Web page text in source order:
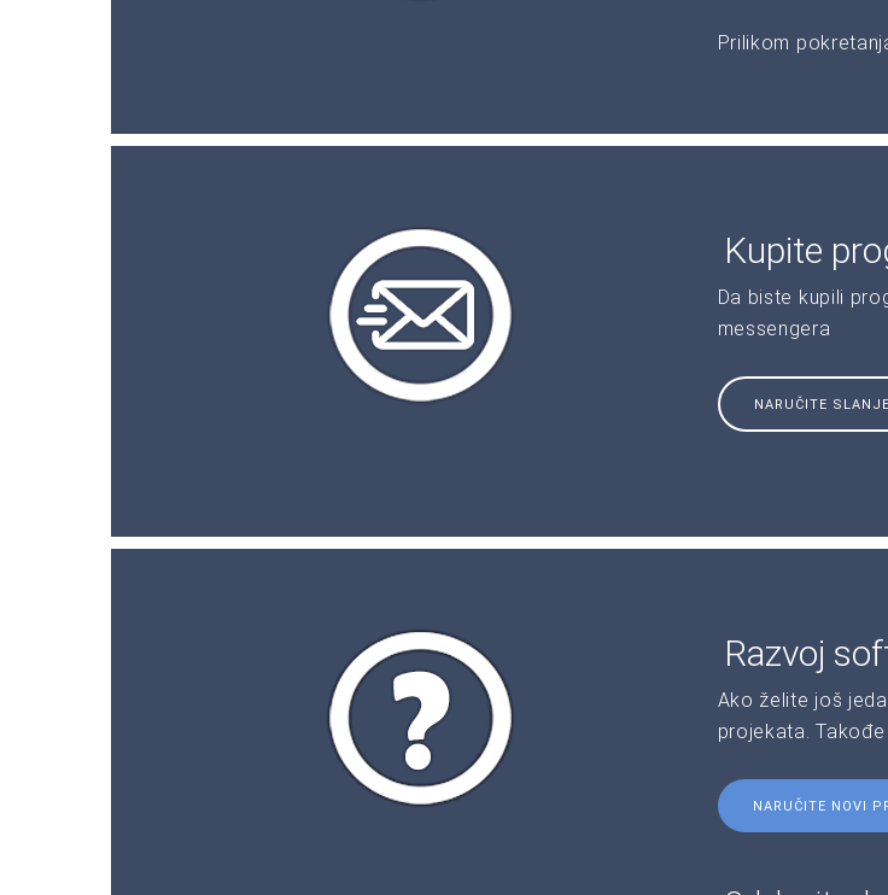
Prilikom
Kupite
Da biste kupili
messengera
NARUČITE
Razvoj
Ako želite još
projekata.
NARUČITE NOVI